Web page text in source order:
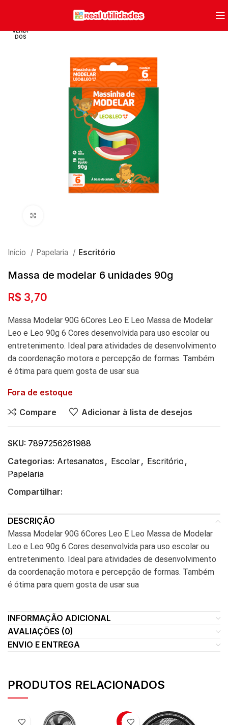
VENDI
DOS
Início Papelaria Escritório
Massa de modelar 6 unidades 90g
R$ 3,70
Massa Modelar 90G 6Cores Leo E Leo Massa de Modelar
Leo e Leo 90g 6 Cores desenvolvida para uso escolar ou
entretenimento. Ideal para atividades de desenvolvimento
da coordenação motora e percepção de formas. Também
é ótima para quem gosta de usar sua
Fora de estoque
Compare
Adicionar à lista de desejos
SKU: 7897256261988
Categorias: Artesanatos , Escolar, Escritório ,
Papelaria
Compartilhar:
DESCRIÇÃO
Massa Modelar 90G 6Cores Leo E Leo Massa de Modelar
Leo e Leo 90g 6 Cores desenvolvida para uso escolar ou
entretenimento. Ideal para atividades de desenvolvimento
da coordenação motora e percepção de formas. Também
é ótima para quem gosta de usar sua
INFORMAÇÃO ADICIONAL
AVALIAÇÕES (0)
ENVIO E ENTREGA
PRODUTOS RELACIONADOS
-12%